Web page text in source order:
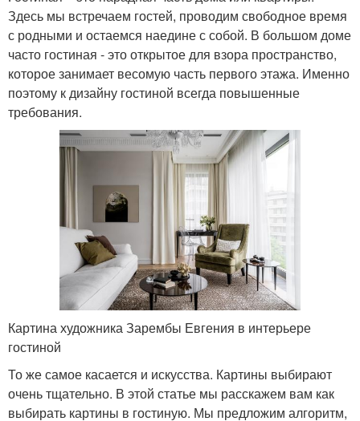
Здесь мы встречаем гостей, проводим свободное время
с родными и остаемся наедине с собой. В большом доме
часто гостиная - это открытое для взора пространство,
которое занимает весомую часть первого этажа. Именно
поэтому к дизайну гостиной всегда повышенные
требования.
Картина художника Зарембы Евгения в интерьере
гостиной
То же самое касается и искусства. Картины выбирают
очень тщательно. В этой статье мы расскажем вам как
выбирать картины в гостиную. Мы предложим алгоритм,